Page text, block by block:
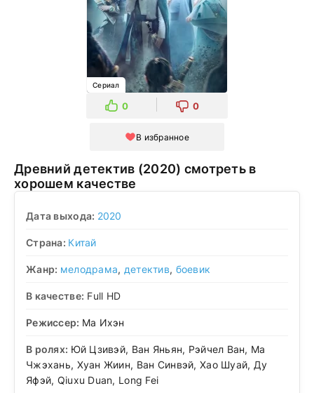
Сериал
0 0
В избранное
Древний детектив (2020) смотреть в
хорошем качестве
Дата выхода: 2020
Страна: Китай
Жанр: мелодрама, детектив, боевик
В качестве: Full HD
Режиссер: Ма Ихэн
В ролях: Юй Цзивэй, Ван Яньян, Рэйчел Ван, Ма
Чжэхань, Хуан Жиин, Ван Синвэй, Хао Шуай, Ду
Яфэй, Qiuxu Duan, Long Fei